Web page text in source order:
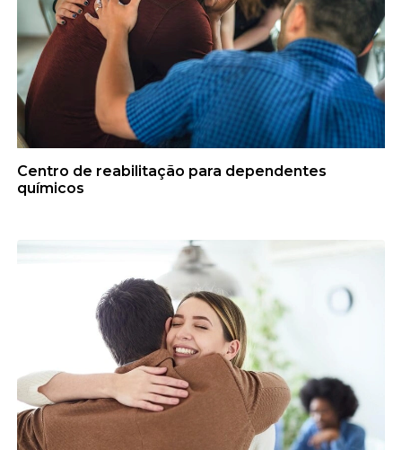
Centro de reabilitação para dependentes
químicos